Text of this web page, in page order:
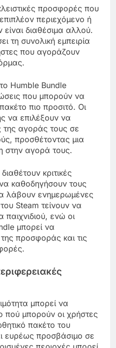
προσφορές που
περιεχόμενο ή
είναι διαθέσιμα αλλού.
τη συνολική εμπειρία
που αγοράζουν
Humble Bundle
που μπορούν να
πιο προσιτό. Οι
να επιλέξουν να
της αγοράς τους σε
προσθέτοντας μια
στην αγορά τους.
κριτικές
καθοδηγήσουν τους
λάβουν ενημερωμένες
Steam τείνουν να
παιχνιδιού, ενώ οι
μπορεί να
προσφοράς και τις
μπορεί να
πού μπορούν οι χρήστες
πακέτο του
ευρέως προσβάσιμο σε